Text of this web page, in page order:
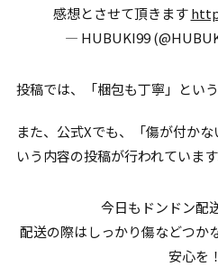
感想とさせて頂きます
— HUBUKI99
投稿では、「梱包も丁寧」とい
また、公式Xでも、「傷が付か
いう内容の投稿が行われています
今日もドンドン配
配送の際はしっかり傷などつか
安心を